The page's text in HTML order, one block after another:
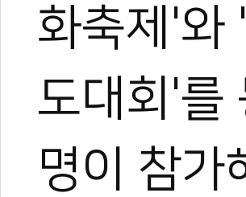
화축제'와
도대회'를
명이 참